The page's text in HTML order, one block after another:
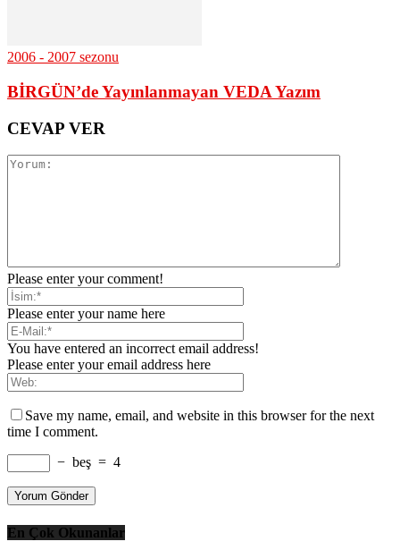
2006 - 2007 sezonu
BİRGÜN’de Yayınlanmayan VEDA Yazım
CEVAP VER
Please enter your comment!
Please enter your name here
You have entered an incorrect email address!
Please enter your email address here
Save my name, email, and website in this browser for the next
time I comment.
− beş = 4
En Çok Okunanlar